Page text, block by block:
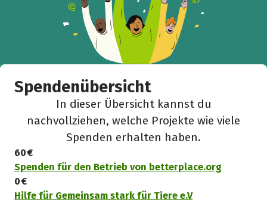
Spendenübersicht
In dieser Übersicht kannst du
nachvollziehen, welche Projekte wie viele
Spenden erhalten haben.
60 €
Spenden für den Betrieb von betterplace.org
0 €
Hilfe für Gemeinsam stark für Tiere e.V